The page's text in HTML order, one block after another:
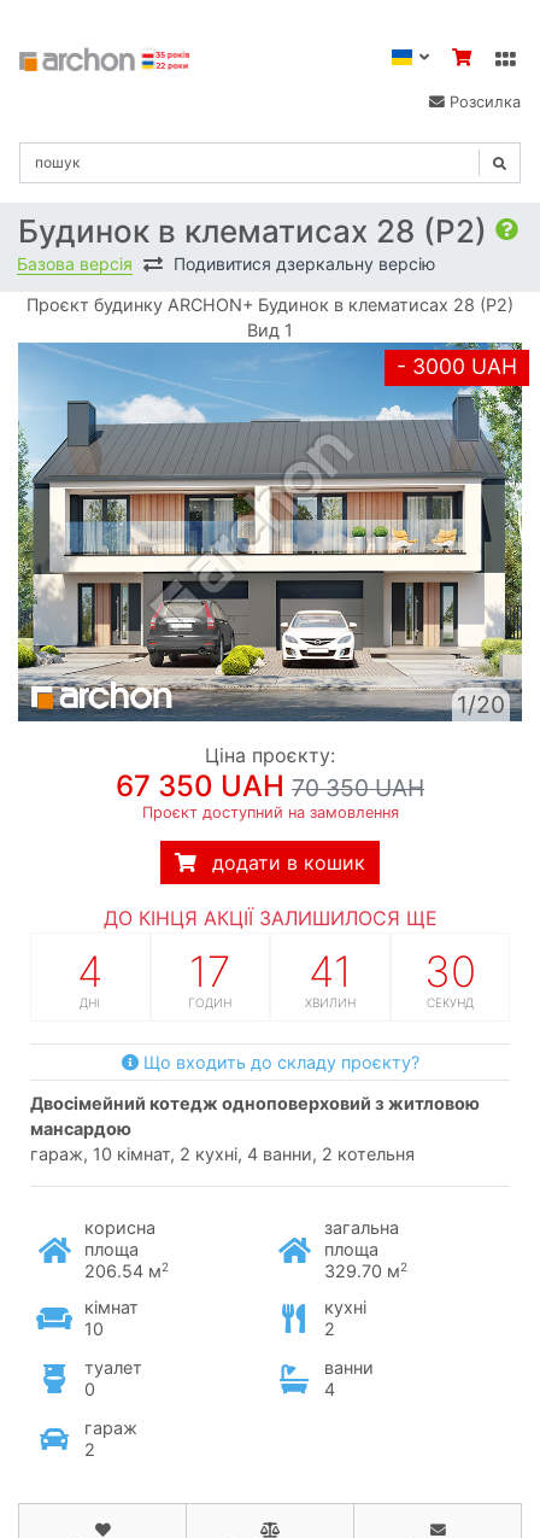
Розсилка
Будинок в клематисах 28 (Р2)
Базова версія Подивитися дзеркальну версію
Проєкт будинку ARCHON+ Будинок в клематисах 28 (Р2)
Вид 1
- 3000 UAH
1/20
Ціна проєкту:
67 350 UAH 70 350 UAH
Проєкт доступний на замовлення
додати в кошик
ДО КІНЦЯ АКЦІЇ ЗАЛИШИЛОСЯ ЩЕ
4
ДНІ
17
ГОДИН
41
ХВИЛИН
29
СЕКУНД
Що входить до складу проєкту?
двосімейний котедж одноповерховий з житловою
мансардою
гараж, 10 кімнат, 2 кухні, 4 ванни, 2 котельня
корисна
площа
206.54 м2
загальна
площа
329.70 м2
кімнат
10
кухні
2
туалет
0
ванни
4
гараж
2